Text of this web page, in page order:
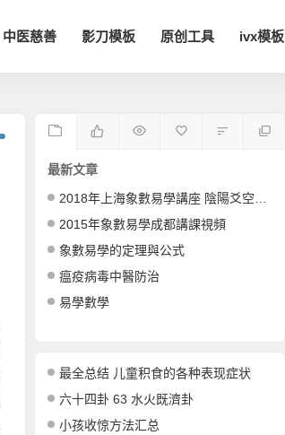
中医慈善 影刀模板 原创工具 ivx模板
最新文章
2018年上海象數易學講座 陰陽爻空間卦形
2015年象數易學成都講課視頻
象數易學的定理與公式
瘟疫病毒中醫防治
易學數學
最全总结 儿童积食的各种表现症状
六十四卦 63 水火既濟卦
小孩收惊方法汇总